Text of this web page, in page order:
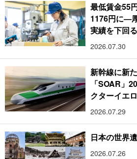
最低賃金55
1176円に―
実績を下回る
2026.07.30
新幹線に新
「SOAR」
クターイエ
2026.07.29
日本の世界
2026.07.26